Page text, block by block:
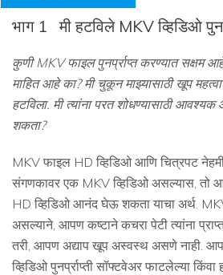
भाग 1 मी हटविले MKV व्हिडिओ
कुणी MKV फाइल पुनर्प्राप्त करण्यात सक्षम
माहित आहे का? मी चुकून माझ्यासाठी खूप
हटविला. मी त्यांना परत शोधण्यासाठी
शकता?
MKV फाइल HD व्हिडिओ आणि चित्रपट
संगणकावर एक MKV व्हिडिओ असल्यास, तो
HD व्हिडिओ आनंद घेऊ शकता याचा अर्थ.
असल्याने, आपण कष्टाने कचरा पेटी त्यांना
तरी, आपण अद्याप खूप अस्वस्थ असणे नाही.
व्हिडिओ पुनर्प्राप्ती सॉफ्टवेअर फाटलेल्या